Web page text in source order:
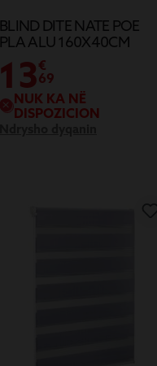
BLIND DITE NATE POE
PLA ALU 160X40CM
13€
69
NUK KA NË
DISPOZICION